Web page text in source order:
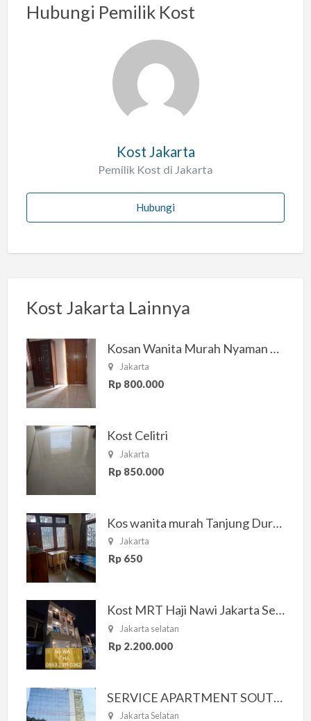
s
Hubungi Pemilik Kost
Kost Jakarta
Pemilik Kost di Jakarta
Hubungi
Kost Jakarta Lainnya
Kosan Wanita Murah Nyaman di Jakarta Selatan
Jakarta
Rp 800.000
Kost Celitri
Jakarta
Rp 850.000
Kos wanita murah Tanjung Duren Jakarta Barat
Jakarta
Rp 650
Kost MRT Haji Nawi Jakarta Selatan
Jakarta selatan
Rp 2.200.000
SERVICE APARTMENT SOUTH RESIDENCE
Jakarta Selatan